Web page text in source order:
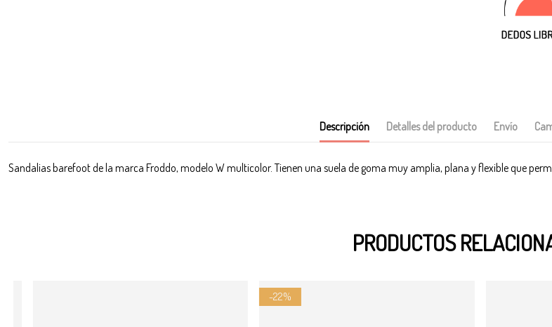
Descripción Detalles del producto Envío
Sandalias barefoot de la marca Froddo, modelo W multicolor. Tienen una suela de goma muy amplia, plana y flexible que
PRODUCTOS